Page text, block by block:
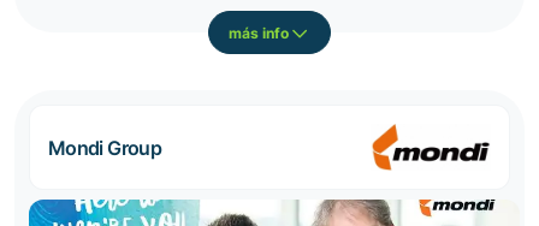
más info
Mondi Group